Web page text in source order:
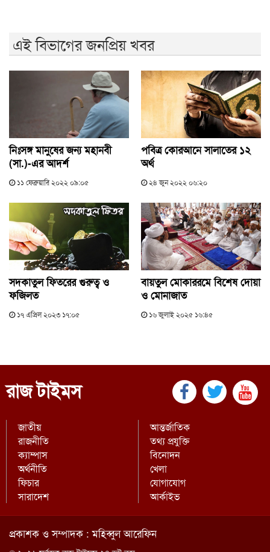
এই বিভাগের জনপ্রিয় খবর
নিঃসঙ্গ মানুষের জন্য মহানবী
(সা.)-এর আদর্শ
১১ ফেব্রুয়ারি ২০২২ ০৯:০৫
পবিত্র কোরআনে সালাতের ১২
অর্থ
২৪ জুন ২০২২ ০৬:২০
সদকাতুল ফিতরের গুরুত্ব ও
ফজিলত
১৭ এপ্রিল ২০২৩ ১৭:০৫
বায়তুল মোকাররমে বিশেষ দোয়া
ও মোনাজাত
১৬ জুলাই ২০২৫ ১৬:৪৫
রাজ টাইমস
জাতীয়
রাজনীতি
আন্তর্জাতিক
তথ্য প্রযুক্তি
ক্যাম্পাস
অর্থনীতি
বিনোদন
খেলা
ফিচার
সারাদেশ
যোগাযোগ
আর্কাইভ
প্রকাশক ও সম্পাদক : মহিব্বুল আরেফিন